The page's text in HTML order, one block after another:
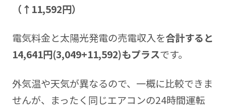
（↑11,592円）
電気料金と太陽光発電の売電収入を合計すると
14,641円(3,049+11,592)もプラスです。
外気温や天気が異なるので、一概に比較できま
せんが、まったく同じエアコンの24時間運転